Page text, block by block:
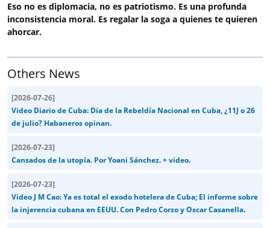
Eso no es diplomacia, no es patriotismo. Es una profunda
inconsistencia moral. Es regalar la soga a quienes te quieren
ahorcar.
Others News
[2026-07-26]
Video Diario de Cuba: Día de la Rebeldía Nacional en Cuba, ¿11J o 26
de julio? Habaneros opinan.
[2026-07-23]
Cansados de la utopía. Por Yoani Sánchez. + video.
[2026-07-23]
Video J M Cao: Ya es total el exodo hotelera de Cuba; El informe sobre
la injerencia cubana en EEUU. Con Pedro Corzo y Oscar Casanella.